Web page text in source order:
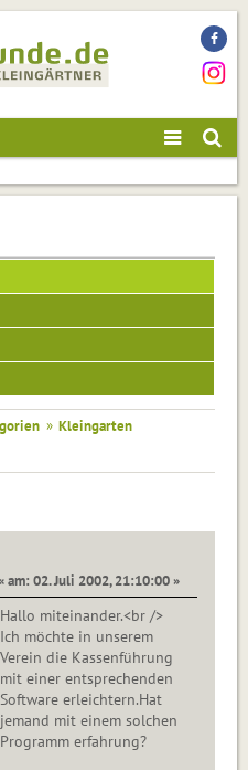
» Kleingarten
am: 02. Juli 2002, 21:10:00 »
Hallo miteinander.<br />
Ich möchte in unserem
Verein die Kassenführung
mit einer entsprechenden
Software erleichtern.Hat
jemand mit einem solchen
Programm erfahrung?